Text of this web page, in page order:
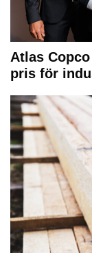
Atlas
pris för